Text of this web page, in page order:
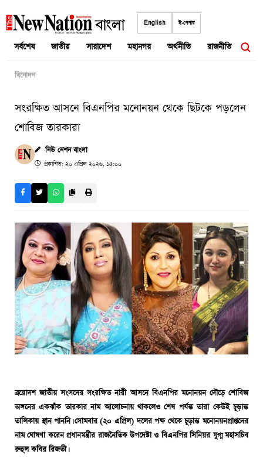
to
English ই-পেপার
সর্বশেষ জাতীয় সারাদেশ মহানগর অর্থনীতি রাজনীতি
বিনোদন
সংরক্ষিত আসনে বিএনপির মনোনয়ন থেকে ছিটকে পড়লেন
শোবিজ তারকারা
নিউ নেশন বাংলা
প্রকাশিত: ২০ এপ্রিল ২০২৬, ১৫:০০
ত্রয়োদশ জাতীয় সংসদের সংরক্ষিত নারী আসনে বিএনপির মনোনয়ন দৌড়ে শোবিজ
অঙ্গনের একঝাঁক তারকার নাম আলোচনায় থাকলেও শেষ পর্যন্ত তারা কেউই চূড়ান্ত
তালিকায় স্থান পাননি। সোমবার (২০ এপ্রিল) দলের পক্ষ থেকে চূড়ান্ত মনোনয়নপ্রাপ্তদের
নাম ঘোষণা করেন প্রধানমন্ত্রীর রাজনৈতিক উপদেষ্টা ও বিএনপির সিনিয়র যুগ্ম মহাসচিব
রুহুল কবির রিজভী।